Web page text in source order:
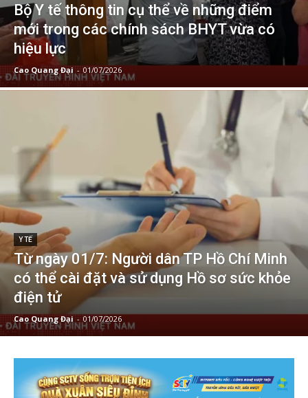
Bộ Y tế thông tin cụ thể về những điểm
mới trong các chính sách BHYT vừa có
hiệu lực
Cao Quang Đại - 01/07/2026
Y TẾ
Từ ngày 01/7: Người dân TP Hồ Chí Minh
có thể cài đặt và sử dụng Hồ sơ sức khỏe
điện tử
Cao Quang Đại - 01/07/2026